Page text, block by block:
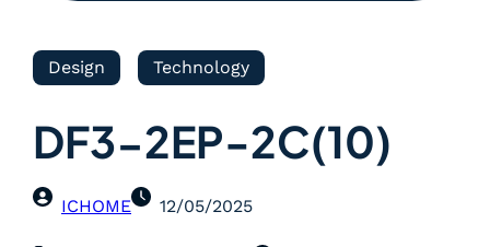
Design Technology
DF3-2EP-2C(10)
ICHOME 12/05/2025